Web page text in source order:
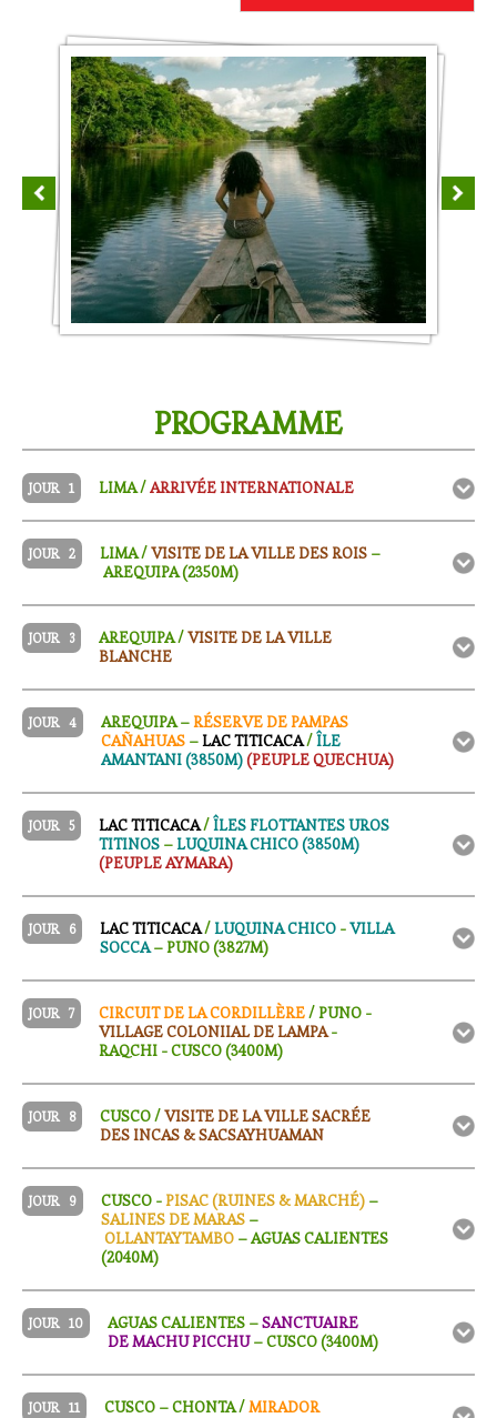
PROGRAMME
JOUR 1 LIMA /ARRIVÉE INTERNATIONALE
JOUR 2 LIMA /VISITE DE LA VILLE DES ROIS –
AREQUIPA (2350M)
JOUR 3 AREQUIPA /VISITE DE LA VILLE
BLANCHE
JOUR 4 AREQUIPA –RÉSERVE DE PAMPAS
CAÑAHUAS –LAC TITICACA/ÎLE
AMANTANI (3850M)(PEUPLE QUECHUA)
JOUR 5 LAC TITICACA/ÎLES FLOTTANTES UROS
TITINOS –LUQUINA CHICO (3850M)
(PEUPLE AYMARA)
JOUR 6 LAC TITICACA/LUQUINA CHICO -VILLA
SOCCA– PUNO (3827M)
JOUR 7 CIRCUIT DE LA CORDILLÈRE/ PUNO -
VILLAGE COLONIIAL DE LAMPA-
RAQCHI - CUSCO (3400M)
JOUR 8 CUSCO /VISITE DE LA VILLE SACRÉE
DES INCAS & SACSAYHUAMAN
JOUR 9 CUSCO -PISAC (RUINES & MARCHÉ) –
SALINES DE MARAS –
OLLANTAYTAMBO – AGUAS CALIENTES
(2040M)
JOUR 10 AGUAS CALIENTES –SANCTUAIRE
DE MACHU PICCHU– CUSCO (3400M)
JOUR 11 CUSCO – CHONTA /MIRADOR